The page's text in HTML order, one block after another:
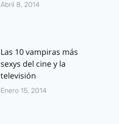
Abril 8, 2014
Las 10 vampiras más
sexys del cine y la
televisión
Enero 15, 2014